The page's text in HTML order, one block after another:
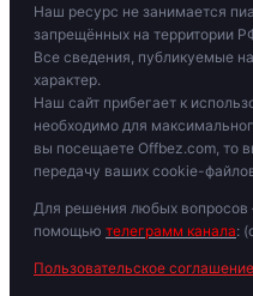
Наш ресурс не занимается
запрещённых на территории
Все сведения, публикуемые
характер.
Наш сайт прибегает к
необходимо для
вы посещаете Offbez.com, то
передачу ваших cookie-
Для решения любых
помощью телеграмм канала:
Пользовательское соглашение